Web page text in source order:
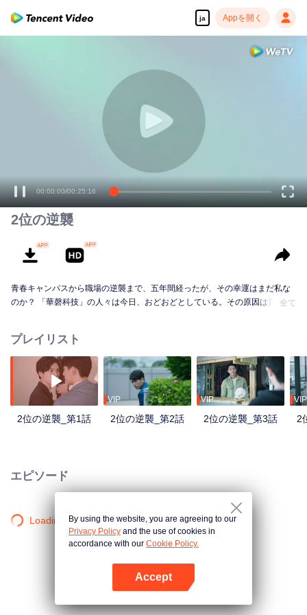
ja Appを開く
00:00:00/00:25:16
2位の逆襲
青春キャンパスから職場の逆襲まで、五年間経ったが、その幸運はまだ私な
のか？ 「華磬科技」の人々は今日、おどおどとしている。その原因は買収さ
きない。さらに整合に派遣されている担当者は人を殺してもまばたきもしな
いような冷酷な人だと聞いて、もっと心配することになる。 シュウ・ショイ
ツは怒り目で、気楽ようなコウ・シトクに睨んでいて、五年の間に、二人の
男の子が男に成長した。シュウ・ショイツは若い時の軽はずみの感情を十分
に認識できて、负けず嫌いな彼は気がないなら、別れると決めた。五年後、
二人は意外に出会えて、シュウ・ショイツは買収側の会社の代表となってい
る。良心がなく悪意に捨てられて、いつもの第二位は逆襲を決定して、学業
全て
プレイリスト
2位の逆襲_第1話
VIP
2位の逆襲_第2話
VIP
2位の逆襲_第3話
VIP
2
エピソード
Loading…By using the website, you are agreeing to our
Privacy Policy and the use of cookies in
accordance with our Cookie Policy.
Accept